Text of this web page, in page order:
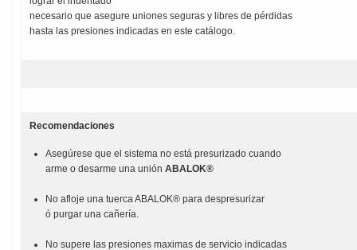
necesario que asegure uniones seguras y libres de pérdidas
hasta las presiones indicadas en este catálogo.
Recomendaciones
Asegúrese que el sistema no está presurizado cuando
arme o desarme una unión ABALOK®
No afloje una tuerca ABALOK® para despresurizar
ó purgar una cañería.
No supere las presiones maximas de servicio indicadas